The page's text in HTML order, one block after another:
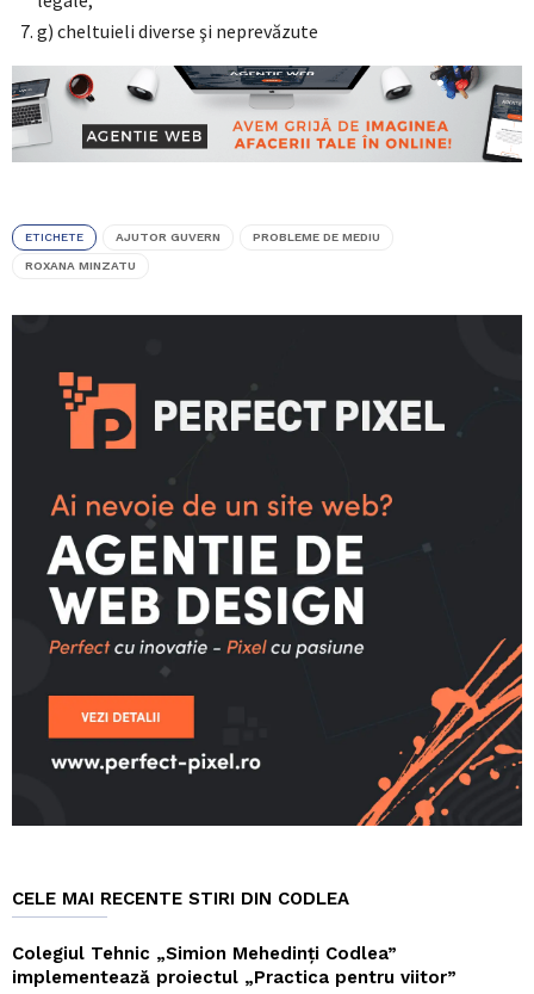
g) cheltuieli diverse şi neprevăzute
ETICHETE AJUTOR GUVERN PROBLEME DE MEDIU
ROXANA MINZATU
CELE MAI RECENTE STIRI DIN CODLEA
Colegiul Tehnic „Simion Mehedinți Codlea”
implementează proiectul „Practica pentru viitor”